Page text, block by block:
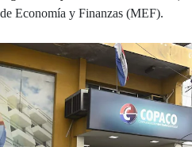
de Economía y Finanzas (MEF).